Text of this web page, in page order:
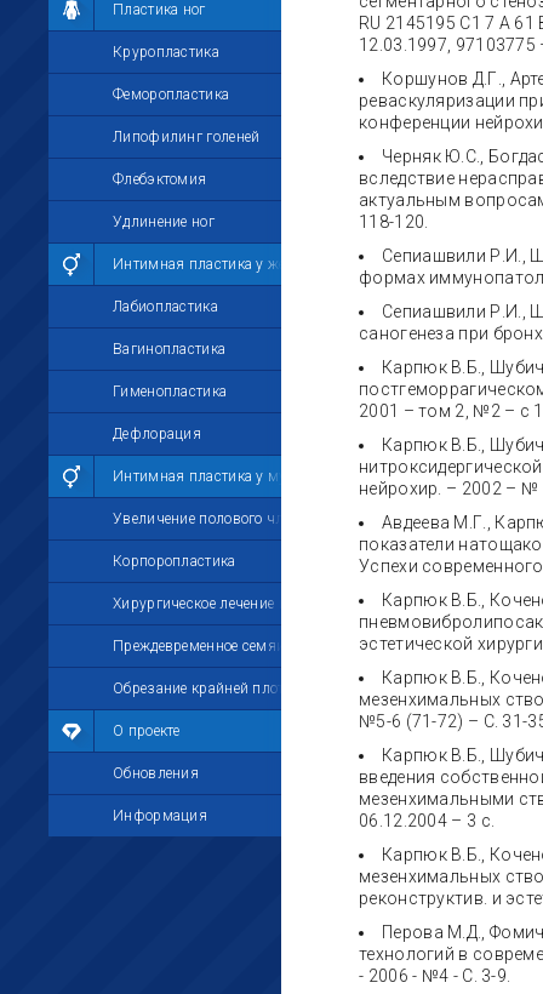
Пластика ног
Круропластика
Феморопластика
Липофилинг голеней
Флебэктомия
Удлинение ног
Интимная пластика у женщин
Лабиопластика
Вагинопластика
Гименопластика
Дефлорация
Интимная пластика у мужчин
Увеличение полового члена
Корпоропластика
Хирургическое лечение импотенции
Преждевременное семяизвержение
Обрезание крайней плоти
О проекте
Обновления
Информация
RU 2145195 C1 7 A
12.03.1997, 97103775
Коршунов Д.Г.,
реваскуляризации
конференции
Черняк Ю.С.,
вследствие
актуальным
118-120.
Сепиашвили Р.И.,
формах
Сепиашвили Р.И.,
саногенеза при
Карпюк В.Б.,
2001 – том 2, №2 – с
Карпюк В.Б.,
нейрохир. – 2002 – №
Авдеева М.Г.,
показатели
Успехи
Карпюк В.Б.,
эстетической
Карпюк В.Б.,
мезенхимальных
№5-6 (71-72) – С. 31-
Карпюк В.Б.,
введения
мезенхимальными
06.12.2004 – 3 с.
Карпюк В.Б.,
мезенхимальных
реконструктив. и
Перова М.Д.,
технологий в
- 2006 - №4 - С. 3-9.